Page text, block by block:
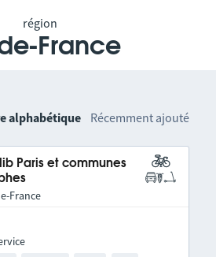
région
de-France
alphabétique Récemment ajouté
Paris et communes
France